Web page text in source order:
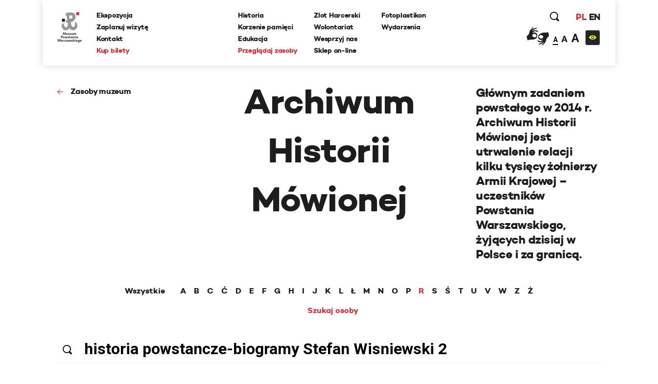
Ekspozycja
Zaplanuj wizytę
Kontakt
Kup bilety
Historia
Korzenie pamięci
Edukacja
Przeglądaj zasoby
Zlot Harcerski
Wolontariat
Wesprzyj nas
Sklep on-line
Fotoplastikon
Wydarzenia
PL EN
A A A
Zasoby muzeum
Archiwum
Historii
Mówionej
Głównym zadaniem
powstałego w 2014 r.
Archiwum Historii
Mówionej jest
utrwalenie relacji
kilku tysięcy żołnierzy
Armii Krajowej –
uczestników
Powstania
Warszawskiego,
żyjących dzisiaj w
Polsce i za granicą.
Wszystkie A B C Ć D E F G H I J K L Ł M N O P R S Ś T U V W Z
Ż
Szukaj osoby